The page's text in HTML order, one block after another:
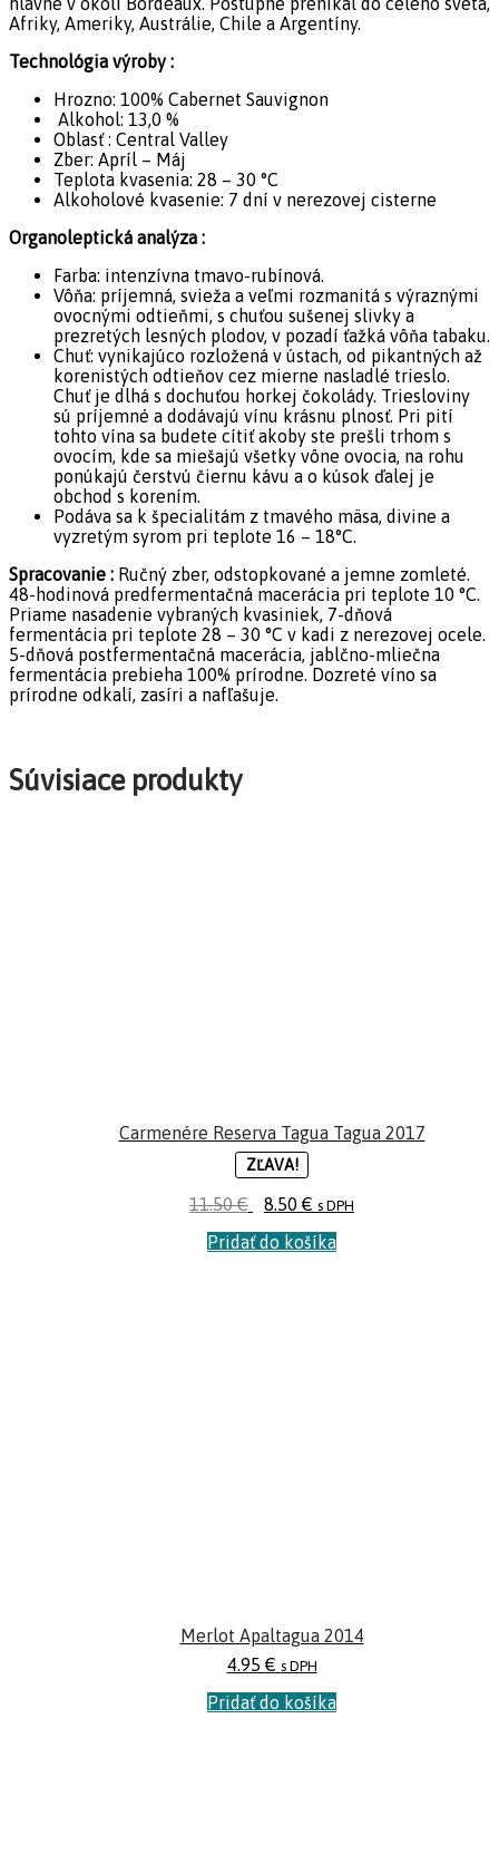
Afriky, Ameriky, Austrálie, Chile a Argentíny.
Technológia výroby :
Hrozno: 100% Cabernet Sauvignon
Alkohol: 13,0 %
Oblasť : Central Valley
Zber: Apríl – Máj
Teplota kvasenia: 28 – 30 °C
Alkoholové kvasenie: 7 dní v nerezovej cisterne
Organoleptická analýza :
Farba: intenzívna tmavo-rubínová.
Vôňa: príjemná, svieža a veľmi rozmanitá s výraznými
ovocnými odtieňmi, s chuťou sušenej slivky a
prezretých lesných plodov, v pozadí ťažká vôňa tabaku.
Chuť: vynikajúco rozložená v ústach, od pikantných až
korenistých odtieňov cez mierne nasladlé trieslo.
Chuť je dlhá s dochuťou horkej čokolády. Triesloviny
sú príjemné a dodávajú vínu krásnu plnosť. Pri pití
tohto vína sa budete cítiť akoby ste prešli trhom s
ovocím, kde sa miešajú všetky vône ovocia, na rohu
ponúkajú čerstvú čiernu kávu a o kúsok ďalej je
obchod s korením.
Podáva sa k špecialitám z tmavého mäsa, divine a
vyzretým syrom pri teplote 16 – 18°C.
Spracovanie : Ručný zber, odstopkované a jemne zomleté.
48-hodinová predfermentačná macerácia pri teplote 10 °C.
Priame nasadenie vybraných kvasiniek, 7-dňová
fermentácia pri teplote 28 – 30 °C v kadi z nerezovej ocele.
5-dňová postfermentačná macerácia, jablčno-mliečna
fermentácia prebieha 100% prírodne. Dozreté víno sa
prírodne odkalí, zasíri a nafľašuje.
Súvisiace produkty
Carmenére Reserva Tagua Tagua 2017
ZĽAVA!
11.50€ 8.50 € s DPH
Pridať do košíka
Merlot Apaltagua 2014
4.95 € s DPH
Pridať do košíka